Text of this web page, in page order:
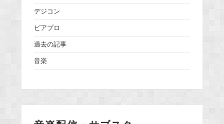
デジコン
ピアプロ
過去の記事
音楽